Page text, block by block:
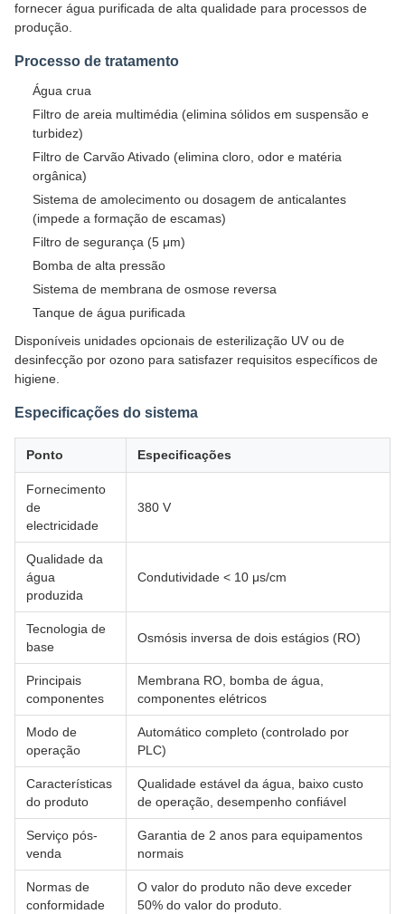
fornecer água purificada de alta qualidade para processos de
produção.
Processo de tratamento
Água crua
Filtro de areia multimédia (elimina sólidos em suspensão e
turbidez)
Filtro de Carvão Ativado (elimina cloro, odor e matéria
orgânica)
Sistema de amolecimento ou dosagem de anticalantes
(impede a formação de escamas)
Filtro de segurança (5 μm)
Bomba de alta pressão
Sistema de membrana de osmose reversa
Tanque de água purificada
Disponíveis unidades opcionais de esterilização UV ou de
desinfecção por ozono para satisfazer requisitos específicos de
higiene.
Especificações do sistema
Ponto Especificações
Fornecimento
de
electricidade
380 V
Qualidade da
água
produzida
Condutividade < 10 μs/cm
Tecnologia de
base
Osmósis inversa de dois estágios (RO)
Principais
componentes
Membrana RO, bomba de água,
componentes elétricos
Modo de
operação
Automático completo (controlado por
PLC)
Características
do produto
Qualidade estável da água, baixo custo
de operação, desempenho confiável
Serviço pós-
venda
Garantia de 2 anos para equipamentos
normais
Normas de
conformidade
O valor do produto não deve exceder
50% do valor do produto.